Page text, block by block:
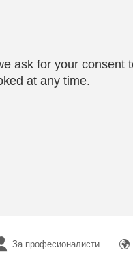
ask for your consent
at any time.
За професионалисти